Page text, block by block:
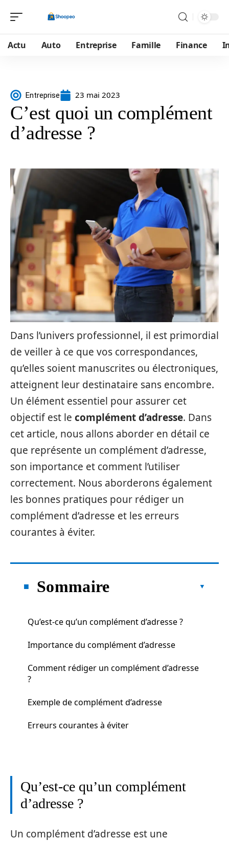
Actu Auto Entreprise Famille Finance
Entreprise 23 mai 2023
C’est quoi un complément
d’adresse ?
Dans l’univers professionnel, il est primordial
de veiller à ce que vos correspondances,
qu’elles soient manuscrites ou électroniques,
atteignent leur destinataire sans encombre.
Un élément essentiel pour assurer cet
objectif est le complément d’adresse. Dans
cet article, nous allons aborder en détail ce
que représente un complément d’adresse,
son importance et comment l’utiliser
correctement. Nous aborderons également
les bonnes pratiques pour rédiger un
complément d’adresse et les erreurs
courantes à éviter.
Sommaire
Qu’est-ce qu’un complément d’adresse ?
Importance du complément d’adresse
Comment rédiger un complément d’adresse
?
Exemple de complément d’adresse
Erreurs courantes à éviter
Qu’est-ce qu’un complément
d’adresse ?
Un complément d’adresse est une